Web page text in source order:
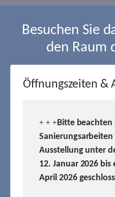
Besuchen Sie
den Raum
Öffnungszeiten &
+ + +Bitte
Ausstellung unter
12. Januar 2026
April 2026